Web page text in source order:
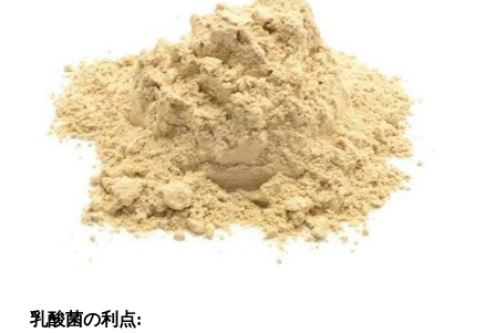
乳酸菌の利点: